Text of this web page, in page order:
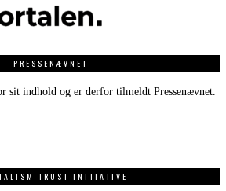
PRESSENÆVNET
sit indhold og er derfor tilmeldt Pressenævnet.
TRUST INITIATIVE